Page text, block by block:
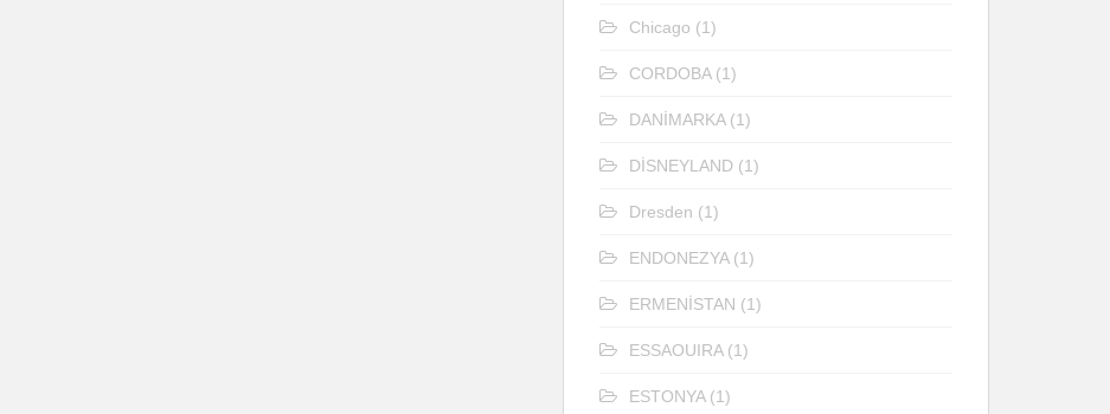
Chicago (1)
CORDOBA(1)
DANİMARKA(1)
DİSNEYLAND (1)
Dresden (1)
ENDONEZYA(1)
ERMENİSTAN (1)
ESSAOUIRA(1)
ESTONYA(1)